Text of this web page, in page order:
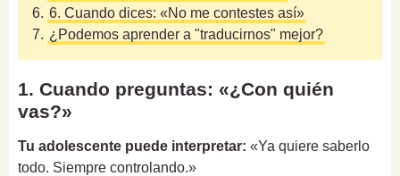
6. 6. Cuando dices: «No me contestes así»
7. ¿Podemos aprender a "traducirnos" mejor?
1. Cuando preguntas: «¿Con quién
vas?»
Tu adolescente puede interpretar: «Ya quiere saberlo
todo. Siempre controlando.»